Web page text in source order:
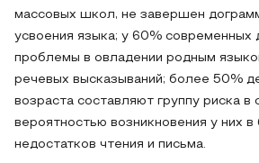
массовых школ, не завершен
усвоения языка; у 60% современных
проблемы в овладении родным
речевых высказываний; более 50%
возраста составляют группу риска в
вероятностью возникновения у них
недостатков чтения и письма.